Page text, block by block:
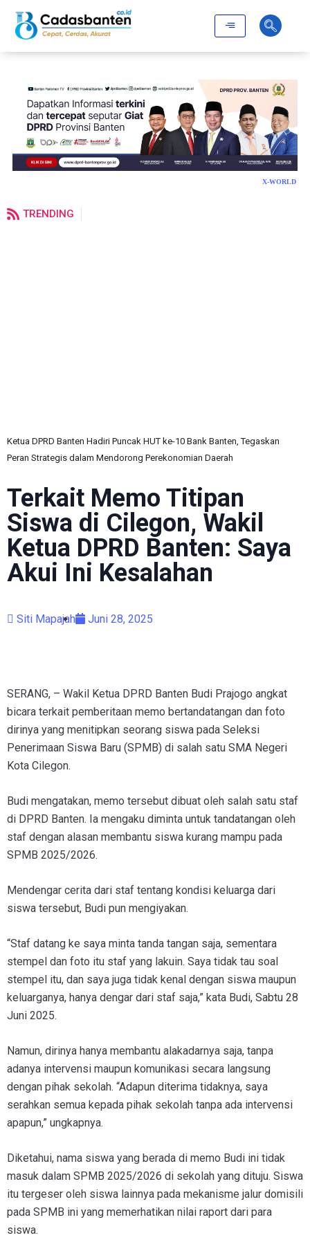
X-WORLD
TRENDING
Ketua DPRD Banten Hadiri Puncak HUT ke-10 Bank Banten, Tegaskan
Peran Strategis dalam Mendorong Perekonomian Daerah
Terkait Memo Titipan
Siswa di Cilegon, Wakil
Ketua DPRD Banten: Saya
Akui Ini Kesalahan
Siti Mapajah Juni 28, 2025
SERANG, – Wakil Ketua DPRD Banten Budi Prajogo angkat
bicara terkait pemberitaan memo bertandatangan dan foto
dirinya yang menitipkan seorang siswa pada Seleksi
Penerimaan Siswa Baru (SPMB) di salah satu SMA Negeri
Kota Cilegon.
Budi mengatakan, memo tersebut dibuat oleh salah satu staf
di DPRD Banten. Ia mengaku diminta untuk tandatangan oleh
staf dengan alasan membantu siswa kurang mampu pada
SPMB 2025/2026.
Mendengar cerita dari staf tentang kondisi keluarga dari
siswa tersebut, Budi pun mengiyakan.
“Staf datang ke saya minta tanda tangan saja, sementara
stempel dan foto itu staf yang lakuin. Saya tidak tau soal
stempel itu, dan saya juga tidak kenal dengan siswa maupun
keluarganya, hanya dengar dari staf saja,” kata Budi, Sabtu 28
Juni 2025.
Namun, dirinya hanya membantu alakadarnya saja, tanpa
adanya intervensi maupun komunikasi secara langsung
dengan pihak sekolah. “Adapun diterima tidaknya, saya
serahkan semua kepada pihak sekolah tanpa ada intervensi
apapun,” ungkapnya.
Diketahui, nama siswa yang berada di memo Budi ini tidak
masuk dalam SPMB 2025/2026 di sekolah yang dituju. Siswa
itu tergeser oleh siswa lainnya pada mekanisme jalur domisili
pada SPMB ini yang memerhatikan nilai raport dari para
siswa.